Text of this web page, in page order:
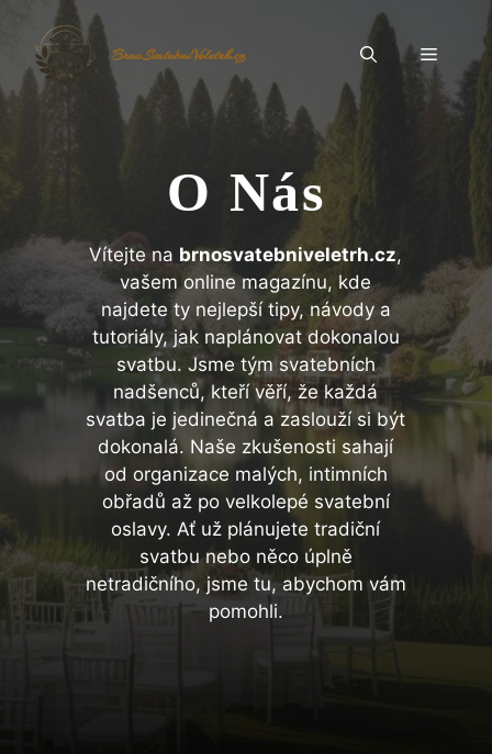
Přeskočit
obsah
BrnoSvatebníVeletrh.cz Menu
O Nás
Vítejte na brnosvatebniveletrh.cz,
vašem online magazínu, kde
najdete ty nejlepší tipy, návody a
tutoriály, jak naplánovat dokonalou
svatbu. Jsme tým svatebních
nadšenců, kteří věří, že každá
svatba je jedinečná a zaslouží si být
dokonalá. Naše zkušenosti sahají
od organizace malých, intimních
obřadů až po velkolepé svatební
oslavy. Ať už plánujete tradiční
svatbu nebo něco úplně
netradičního, jsme tu, abychom vám
pomohli.